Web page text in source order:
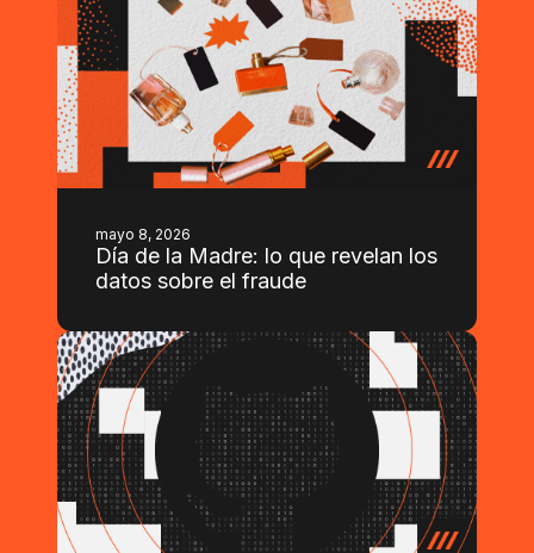
mayo 8, 2026
Día de la Madre: lo que revelan los
datos sobre el fraude